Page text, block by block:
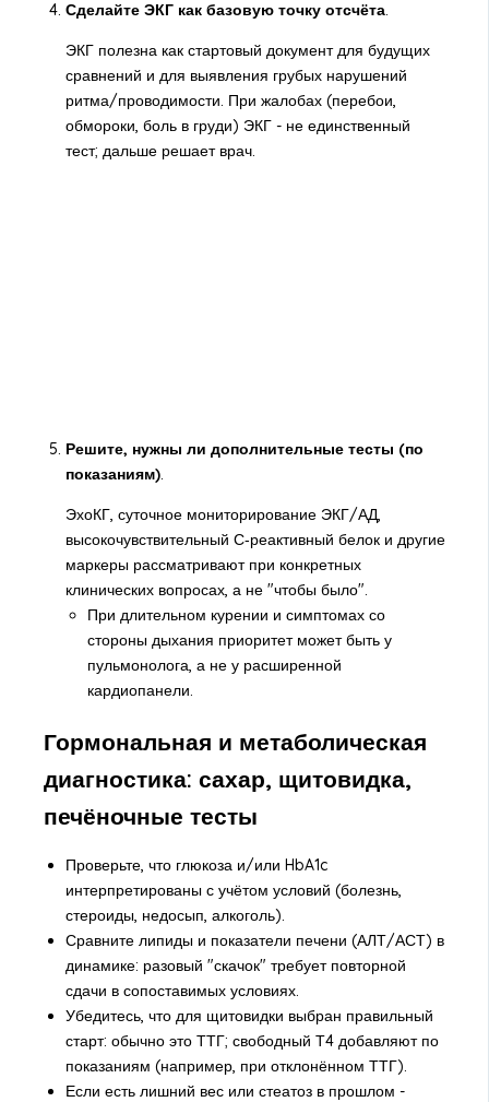
Сделайте ЭКГ как базовую точку отсчёта.
ЭКГ полезна как стартовый документ для будущих
сравнений и для выявления грубых нарушений
ритма/проводимости. При жалобах (перебои,
обмороки, боль в груди) ЭКГ - не единственный
тест; дальше решает врач.
Решите, нужны ли дополнительные тесты (по
показаниям).
ЭхоКГ, суточное мониторирование ЭКГ/АД,
высокочувствительный С‑реактивный белок и другие
маркеры рассматривают при конкретных
клинических вопросах, а не "чтобы было".
При длительном курении и симптомах со
стороны дыхания приоритет может быть у
пульмонолога, а не у расширенной
кардиопанели.
Гормональная и метаболическая
диагностика: сахар, щитовидка,
печёночные тесты
Проверьте, что глюкоза и/или HbA1c
интерпретированы с учётом условий (болезнь,
стероиды, недосып, алкоголь).
Сравните липиды и показатели печени (АЛТ/АСТ) в
динамике: разовый "скачок" требует повторной
сдачи в сопоставимых условиях.
Убедитесь, что для щитовидки выбран правильный
старт: обычно это ТТГ; свободный Т4 добавляют по
показаниям (например, при отклонённом ТТГ).
Если есть лишний вес или стеатоз в прошлом -